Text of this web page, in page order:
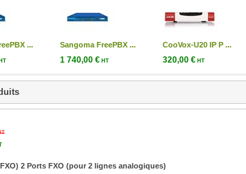
... Sangoma FreePBX ...
1 740,00 €HT
CooVox-U20 IP P ...
320,00 €HT
2 Ports FXO (pour 2 lignes analogiques)